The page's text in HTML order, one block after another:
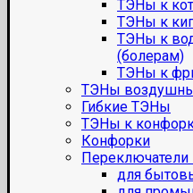
ТЭНы к
ТЭНы к
ТЭНы к
(болерам)
ТЭНы к
ТЭНы
Гибкие ТЭНы
ТЭНы к
Конфорки
Переключатели
для